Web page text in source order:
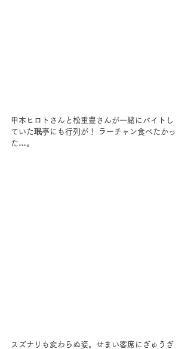
甲本ヒロトさんと松重豊さんが一緒にバイトし
ていた珉亭にも行列が！ ラーチャン食べたかっ
た…。
スズナリも変わらぬ姿。せまい客席にぎゅうぎ